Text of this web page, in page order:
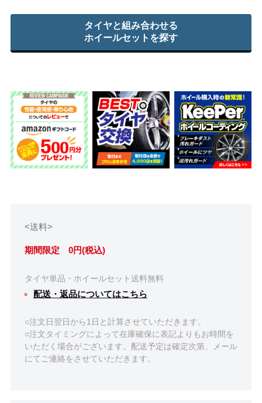
タイヤと組み合わせる
ホイールセットを探す
<送料>
期間限定 0円(税込)
タイヤ単品・ホイールセット送料無料
配送・返品についてはこちら
○注文日翌日から1日と計算させていただきます。
○注文タイミングによって在庫確保に表記よりもお時間を
いただく場合がございます。配送予定は確定次第、メール
にてご連絡をさせていただきます。